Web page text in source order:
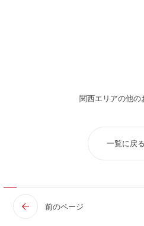
関西エリアの他の
一覧に戻る
前のページ